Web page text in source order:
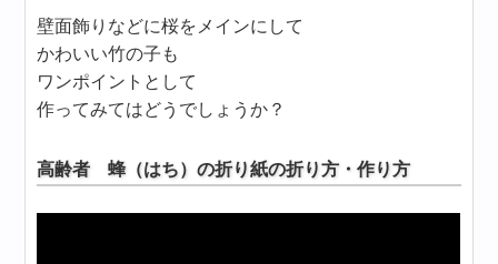
壁面飾りなどに桜をメインにして
かわいい竹の子も
ワンポイントとして
作ってみてはどうでしょうか？
高齢者 蜂（はち）の折り紙の折り方・作り方